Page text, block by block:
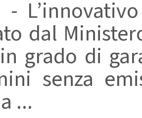
-
dal
grado di
senza
...